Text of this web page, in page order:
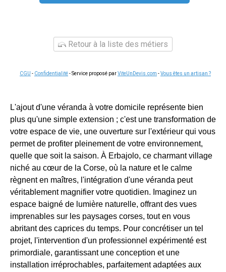
Retour à la liste des métiers
CGU - Confidentialité- Service proposé parViteUnDevis.com -Vous êtes un artisan ?
L'ajout d'une véranda à votre domicile représente bien
plus qu'une simple extension ; c'est une transformation de
votre espace de vie, une ouverture sur l'extérieur qui vous
permet de profiter pleinement de votre environnement,
quelle que soit la saison. À Erbajolo, ce charmant village
niché au cœur de la Corse, où la nature et le calme
règnent en maîtres, l'intégration d'une véranda peut
véritablement magnifier votre quotidien. Imaginez un
espace baigné de lumière naturelle, offrant des vues
imprenables sur les paysages corses, tout en vous
abritant des caprices du temps. Pour concrétiser un tel
projet, l'intervention d'un professionnel expérimenté est
primordiale, garantissant une conception et une
installation irréprochables, parfaitement adaptées aux